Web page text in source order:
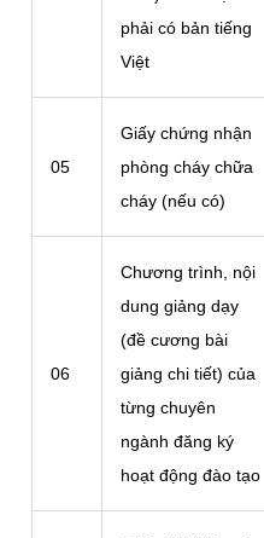
phải có bản tiếng
Việt
05
Giấy chứng nhận
phòng cháy chữa
cháy (nếu có)
06
Chương trình, nội
dung giảng dạy
(đề cương bài
giảng chi tiết) của
từng chuyên
ngành đăng ký
hoạt động đào tạo